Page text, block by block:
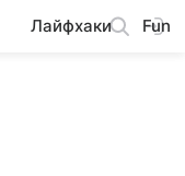
Лайфхаки Fun